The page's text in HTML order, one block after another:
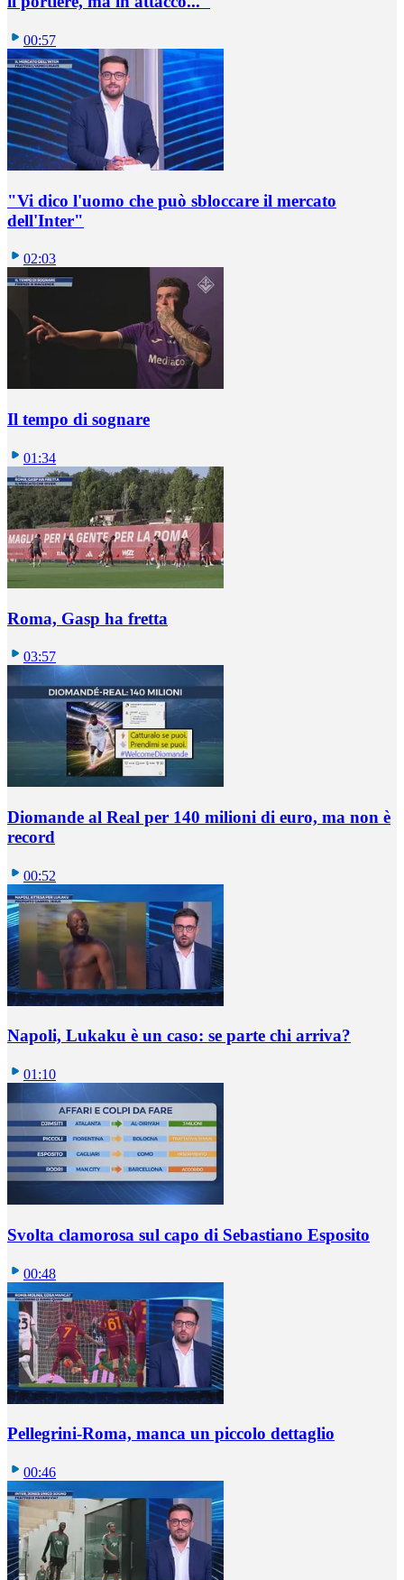
00:57
"Vi dico l'uomo che può sbloccare il mercato
dell'Inter"
02:03
Il tempo di sognare
01:34
Roma, Gasp ha fretta
03:57
Diomande al Real per 140 milioni di euro, ma non è
record
00:52
Napoli, Lukaku è un caso: se parte chi arriva?
01:10
Svolta clamorosa sul capo di Sebastiano Esposito
00:48
Pellegrini-Roma, manca un piccolo dettaglio
00:46